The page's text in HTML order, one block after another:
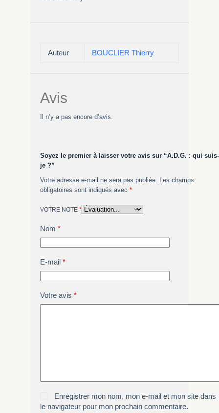
Auteur BOUCLIER Thierry
Avis
Il n’y a pas encore d’avis.
Soyez le premier à laisser votre avis sur “A.D.G. : qui suis-
je ?”
Votre adresse e-mail ne sera pas publiée. Les champs
obligatoires sont indiqués avec *
VOTRE NOTE *
Nom *
E-mail*
Votre avis *
Enregistrer mon nom, mon e-mail et mon site dans
le navigateur pour mon prochain commentaire.